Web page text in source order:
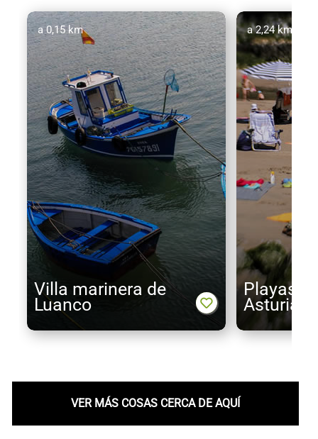
Villa marinera de
Luanco
a 0,15 km
Playas
Asturias
a 2,24 km
VER MÁS COSAS CERCA DE AQUÍ